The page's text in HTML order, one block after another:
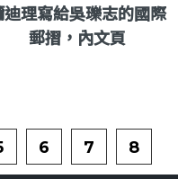
迪理寫給吳瓅志的國際
郵摺，內文頁
6 7 8